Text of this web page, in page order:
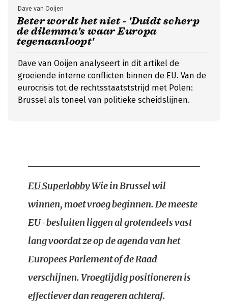
Beter wordt het niet - 'Duidt scherp
de dilemma's waar Europa
tegenaanloopt'
Dave van Ooijen
Dave van Ooijen analyseert in dit artikel de
groeiende interne conflicten binnen de EU. Van de
eurocrisis tot de rechtsstaatststrijd met Polen:
Brussel als toneel van politieke scheidslijnen.
EU SuperlobbyWie in Brussel wil
winnen, moet vroeg beginnen. De meeste
EU-besluiten liggen al grotendeels vast
lang voordat ze op de agenda van het
Europees Parlement of de Raad
verschijnen. Vroegtijdig positioneren is
effectiever dan reageren achteraf.